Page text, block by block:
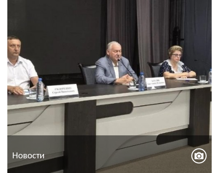
Новости